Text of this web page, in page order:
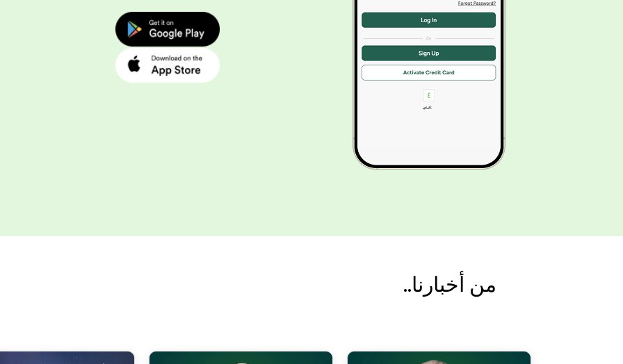
من أخبارنا..